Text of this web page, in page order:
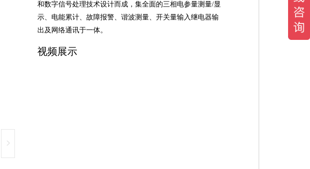
和数字信号处理技术设计而成，集全面的三相电参量测量/显
示、电能累计、故障报警、谐波测量、开关量输入继电器输
出及网络通讯于一体。
视频展示